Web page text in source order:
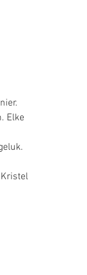
Elke